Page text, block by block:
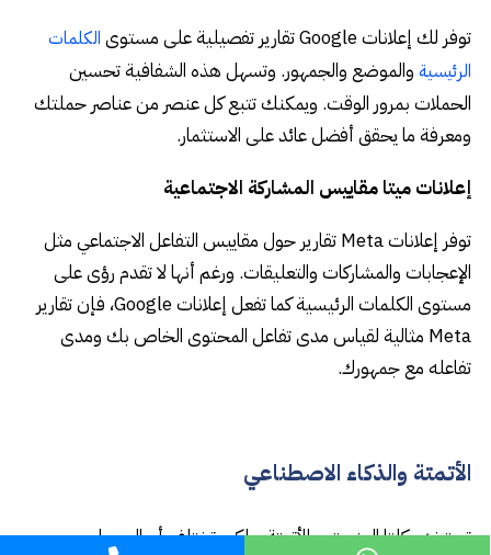
توفر لك إعلانات Google تقارير تفصيلية على مستوى
الكلمات
الرئيسية والموضع والجمهور. وتسهل هذه الشفافية تحسين
الحملات بمرور الوقت. ويمكنك تتبع كل عنصر من عناصر حملتك
ومعرفة ما يحقق أفضل عائد على الاستثمار.
إعلانات ميتا مقاييس المشاركة الاجتماعية
توفر إعلانات Meta تقارير حول مقاييس التفاعل الاجتماعي مثل
الإعجابات والمشاركات والتعليقات. ورغم أنها لا تقدم رؤى على
مستوى الكلمات الرئيسية كما تفعل إعلانات Google، فإن تقارير
Meta مثالية لقياس مدى تفاعل المحتوى الخاص بك ومدى
تفاعله مع جمهورك.
الأتمتة والذكاء الاصطناعي
تستخدم كلتا المنصتين الأتمتة، ولكن تختلف أساليبهما.